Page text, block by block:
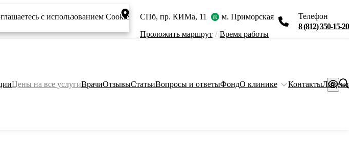
с использованием Cookie СПб, пр. КИМа, 11
м. Приморская
Проложить маршрут / Время работы
Телефон
8 (812) 350-15-20
Цены на все услугиВрачиОтзывыСтатьиВопросы и ответыФондО клинике Контакты